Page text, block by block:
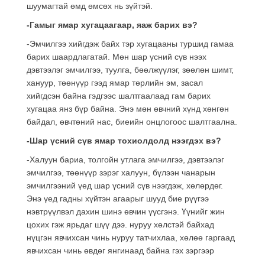
шуумагтай өмд өмсөх нь зүйтэй.
-Гамыг ямар хугацаагаар, яаж барих вэ?
-Эмчилгээ хийгдэж байх тэр хугацааны туршид гамаа
барих шаардлагатай. Мөн шар үсний сүв нээх
дэвтээлэг эмчилгээ, туулга, бөөлжүүлэг, зөөлөн шимт,
хануур, төөнүүр гээд ямар төрлийн эм, засал
хийгдсэн байна гэдгээс шалтгаалаад гам барих
хугацаа янз бүр байна. Энэ мөн өвчний хүнд хөнгөн
байдал, өвчтөний нас, биеийн онцлогоос шалтгаална.
-Шар үсний сүв ямар тохиолдолд нээгдэх вэ?
-Халуун бариа, толгойн утлага эмчилгээ, дэвтээлэг
эмчилгээ, төөнүүр зэрэг халуун, бүлээн чанарын
эмчилгээний үед шар үсний сүв нээгдэж, хөлөрдөг.
Энэ үед гадны хүйтэн агаарыг шууд бие рүүгээ
нэвтрүүлвэл дахин шинэ өвчин үүсгэнэ. Үүнийг жин
цохих гэж ярьдаг шүү дээ. нуруу хөлстэй байхад
нүцгэн явчихсан чинь нуруу татчихлаа, хөлөө гаргаад
явчихсан чинь өвдөг янгинаад байна гэх зэргээр